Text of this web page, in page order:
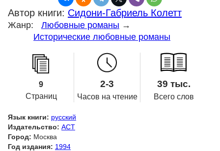
Автор книги: Сидони-Габриель Колетт
Жанр: Любовные романы →
Исторические любовные романы
9
Страниц
2-3
Часов на чтение
39 тыс.
Всего слов
Язык книги: русский
Издательство: АСТ
Город: Москва
Год издания: 1994